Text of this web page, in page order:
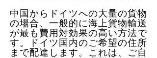
中国からドイツへの大量の貨物
の場合、一般的に海上貨物輸送
が最も費用対効果の高い方法で
す。ドイツ国内のご希望の住所
まで配達します。これは、ご自